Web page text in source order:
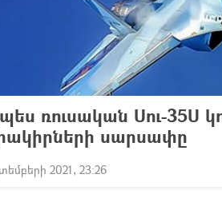
ռուսական Սու-35Ս
սարսափը
2021, 23:26